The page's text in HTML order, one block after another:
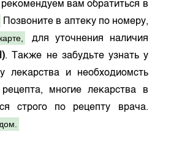
вам обратиться в
Позвоните в аптеку по номеру,
карте,
для уточнения наличия
. Также не забудьте узнать у
лекарства и необходиомсть
многие лекарства в
строго по рецепту врача.